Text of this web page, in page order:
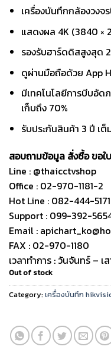
เครื่องบันทึกกล้องวงจ
แสดงผล 4K (3840 ×
รองรับฮาร์ดดิสสูงสุด
ดูผ่านมือถือด้วย App
มีเทคโนโลยีการบีบอั
เก็บถึง 70%
รับประกันสินค้า 3 ปี เต็
สอบถามข้อมูล สั่งซื้อ ขอใ
Line : @thaicctvshop
Office : 02-970-1181-2
Hot Line : 082-444-5171
Support : 099-392-
Email :
FAX : 02-970-1180
เวลาทำการ : วันจันทร์ –
Out of stock
Category:เครื่องบันทึก